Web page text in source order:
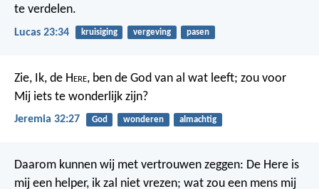
te verdelen.
Lucas 23:34 kruisiging vergeving pasen
Zie, Ik, de Here, ben de God van al wat leeft; zou voor
Mij iets te wonderlijk zijn?
Jeremia 32:27 God wonderen almachtig
Daarom kunnen wij met vertrouwen zeggen: De Here is
mij een helper, ik zal niet vrezen; wat zou een mens mij